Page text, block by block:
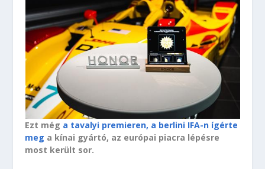
Ezt még a tavalyi premieren, a berlini IFA-n ígérte
meg a kínai gyártó, az európai piacra lépésre
most került sor.